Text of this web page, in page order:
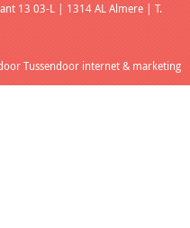
13 03-L | 1314 AL Almere | T.
Tussendoor internet & marketing